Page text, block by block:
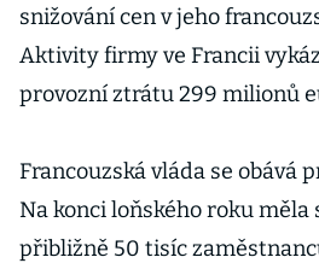
snižování cen v jeho
Aktivity firmy ve Francii
provozní ztrátu 299 milionů
Francouzská vláda se obává
Na konci loňského roku měla
přibližně 50 tisíc